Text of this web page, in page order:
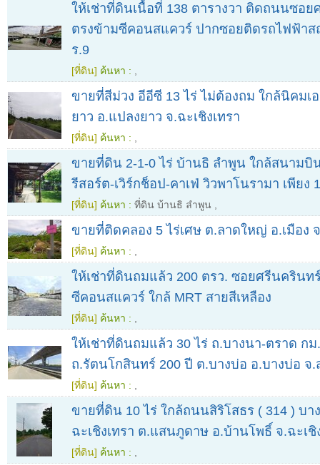
ให้เช่าที่ดินเนื้อที่ 138 ตารางวา ติดถนนซอย
ตรงข้ามซีคอนสแควร์ ปากซอยติดรถไฟฟ้าส
ร.9
[ที่ดิน] ค้นหา :
ขายที่สีม่วง อีอีซี 13 ไร่ ไม่ต้องถม ใกล้นิคมเ
ยาว อ.แปลงยาว จ.ฉะเชิงเทรา
[ที่ดิน] ค้นหา :
ขายที่ดิน 2-1-0 ไร่ บ้านธิ ลำพูน ใกล้สนามบิ
รีสอร์ต-เวิร์กช็อป-คาเฟ่ วิวพาโนรามา เพียง
[ที่ดิน] ค้นหา : ที่ดิน บ้านธิ ลำพูน
ขายที่ติดคลอง 5 ไร่เศษ ต.ลาดใหญ่ อ.เมือง
[ที่ดิน] ค้นหา :
ให้เช่าที่ดินถมแล้ว 200 ตรว. ซอยศรีนครินท
ซีคอนสแควร์ ใกล้ MRT สายสีเหลือง
[ที่ดิน] ค้นหา :
ให้เช่าที่ดินถมแล้ว 30 ไร่ ถ.บางนา-ตราด กม
ถ.รัตนโกสินทร์ 200 ปี ต.บางบ่อ อ.บางบ่อ จ.
[ที่ดิน] ค้นหา :
ขายที่ดิน 10 ไร่ ใกล้ถนนสิริโสธร ( 314 ) บา
ฉะเชิงเทรา ต.แสนภูดาษ อ.บ้านโพธิ์ จ.ฉะเชิ
[ที่ดิน] ค้นหา :